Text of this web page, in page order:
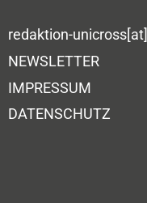
redaktion-
NEWSLETTER
IMPRESSUM
DATENSCHUTZ